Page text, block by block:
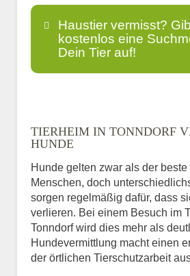
Haustier vermisst?
kostenlos eine
Dein Tier auf!
E-Mail*
TIERHEIM IN TONNDORF
HUNDE
Hunde gelten zwar als der
Menschen, doch
sorgen regelmäßig dafür, dass
verlieren. Bei einem Besuch im
Tonndorf wird dies mehr als
Hundevermittlung macht einen
der örtlichen Tierschutzarbeit